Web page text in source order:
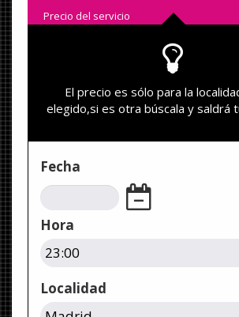
Precio del servicio
El precio es sólo para la
elegido,si es otra búscala y saldrá
Fecha
Hora
Localidad